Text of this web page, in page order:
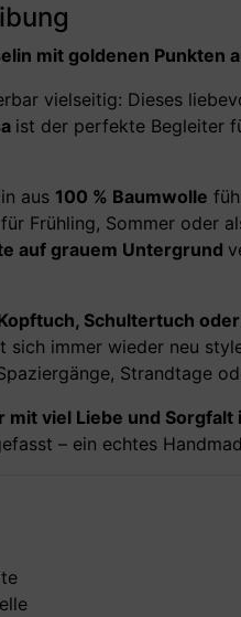
mit goldenen Punkten
vielseitig: Dieses
ist der perfekte Begleiter
aus 100 % Baumwolle
Frühling, Sommer oder
auf grauem Untergrund
Schultertuch
sich immer wieder neu
Strandtage
mit viel Liebe und Sorgfalt
– ein echtes